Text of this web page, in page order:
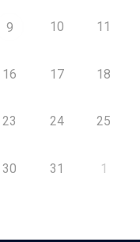
9 10 11
16 17 18
23 24 25
30 31 1